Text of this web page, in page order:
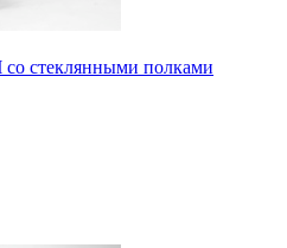
стеклянными полками